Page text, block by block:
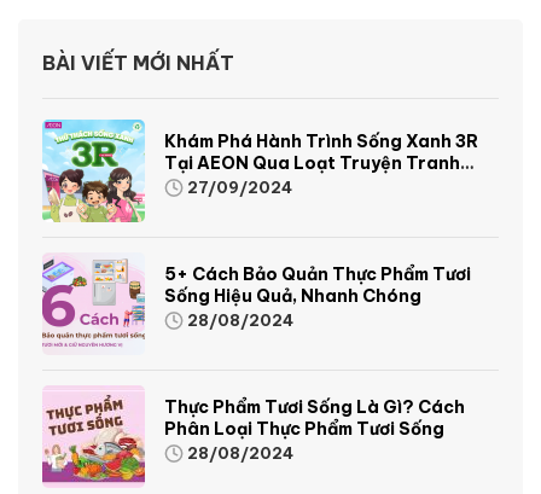
BÀI VIẾT MỚI NHẤT
Khám Phá Hành Trình Sống Xanh 3R
Tại AEON Qua Loạt Truyện Tranh
Sinh Động Và Thú Vị
27/09/2024
5+ Cách Bảo Quản Thực Phẩm Tươi
Sống Hiệu Quả, Nhanh Chóng
28/08/2024
Thực Phẩm Tươi Sống Là Gì? Cách
Phân Loại Thực Phẩm Tươi Sống
28/08/2024